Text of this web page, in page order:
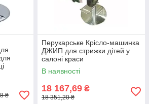
₴
Перукарське Крісло-машинка
ДЖИП для стрижки дітей у
салоні краси
В наявності
18 167,69 ₴
18 351,20 ₴